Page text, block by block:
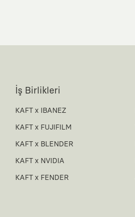
İş Birlikleri
KAFT x IBANEZ
KAFT x FUJIFILM
KAFT x BLENDER
KAFT x NVIDIA
KAFT x FENDER